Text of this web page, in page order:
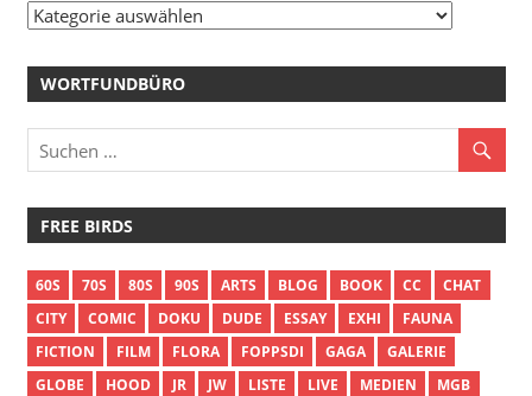
Bordmenü
WORTFUNDBÜRO
FREE BIRDS
60S 70S 80S 90S ARTS BLOG BOOK CC
CHAT
CITY
COMIC DOKU DUDE ESSAY EXHI
FAUNA
FICTION
FILM FLORA FOPPSDI GAGA
GALERIE
GLOBE
HOOD JR JW LISTE LIVE MEDIEN MGB